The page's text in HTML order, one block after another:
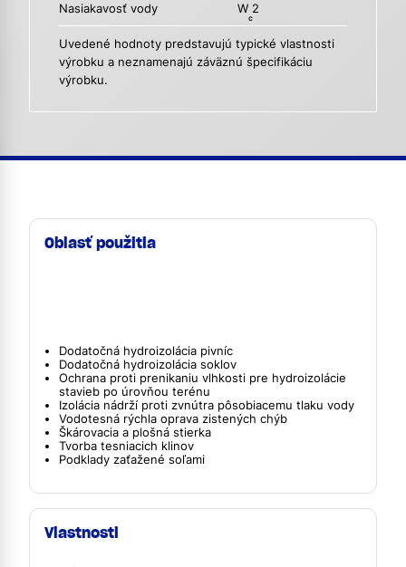
Nasiakavosť vody W
c
2
Uvedené hodnoty predstavujú typické vlastnosti
výrobku a neznamenajú záväznú špecifikáciu
výrobku.
Oblasť použitia
Dodatočná hydroizolácia pivníc
Dodatočná hydroizolácia soklov
Ochrana proti prenikaniu vlhkosti pre hydroizolácie
stavieb po úrovňou terénu
Izolácia nádrží proti zvnútra pôsobiacemu tlaku vody
Vodotesná rýchla oprava zistených chýb
Škárovacia a plošná stierka
Tvorba tesniacich klinov
Podklady zaťažené soľami
Vlastnosti